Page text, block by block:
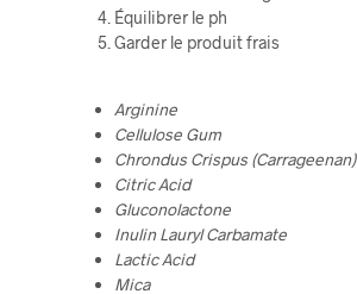
Équilibrer le ph
Garder le produit frais
Arginine
Cellulose Gum
Chrondus Crispus (Carrageenan)
Citric Acid
Gluconolactone
Inulin Lauryl Carbamate
Lactic Acid
Mica